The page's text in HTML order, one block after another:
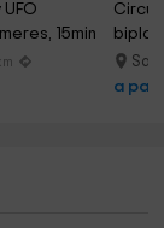
15min
a